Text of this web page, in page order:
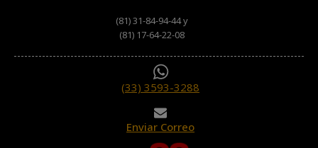
(81) 31-84-94-44 y
(81) 17-64-22-08
(33) 3593-3288
Enviar Correo